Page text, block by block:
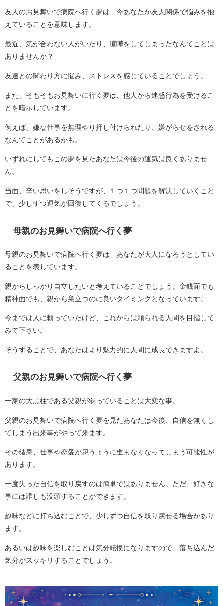
友人のお見舞いで病院へ行く夢は、今あなたが友人関係で悩みを抱
えていることを意味します。
最近、気が合わない人がいたり、喧嘩をしてしまったなんてことは
ありませんか？
友達との関わり方に悩み、ストレスを感じていることでしょう。
また、そもそもお見舞いに行く夢は、他人から迷惑行為を受けるこ
とを暗示しています。
例えば、嫌な仕事を無理やり押し付けられたり、嫌がらせをされる
なんてことがあるかも。
いずれにしてもこの夢を見たあなたは今後の運気は良くありませ
ん。
当面、辛い思いをしそうですが、１つ１つ問題を解決していくこと
で、少しずつ運気が回復してくるでしょう。
母親のお見舞いで病院へ行く夢
母親のお見舞いで病院へ行く夢は、あなたが大人になろうとしてい
ることを表しています。
親からしっかり自立したいと考えていることでしょう。金銭面でも
精神面でも、親から巣立つのに良いタイミングとなっています。
今までは人に頼っていたけど、これからは頼られる人間を目指して
みて下さい。
そうすることで、あなたはより魅力的に人間に成長できますよ。
父親のお見舞いで病院へ行く夢
一家の大黒柱である父親が弱っていることは大変な事。
父親のお見舞いで病院へ行く夢を見たあなたは今後、自信を無くし
てしまう出来事がやって来ます。
その結果、仕事や恋愛が思うように進まなくなってしまう可能性が
あります。
一度失った自信を取り戻すのは簡単ではありません。ただ、好きな
事には誰しも没頭することができます。
趣味などに打ち込むことで、少しずつ自信を取り戻せる場合があり
ます。
あるいは趣味を楽しむことは気分転換になりますので、落ち込んだ
気分がスッキリすることでしょう。